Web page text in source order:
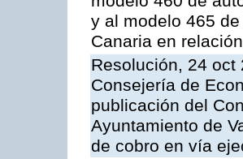
y al modelo 465
Canaria en
Resolución, 24 oct
Consejería de
publicación del
Ayuntamiento de
de cobro en vía